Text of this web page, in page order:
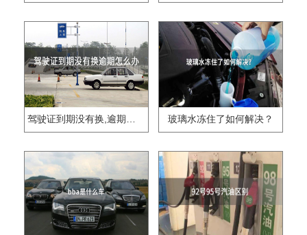
驾驶证到期没有换,逾期怎么办?? 玻璃水冻住了如何解决？